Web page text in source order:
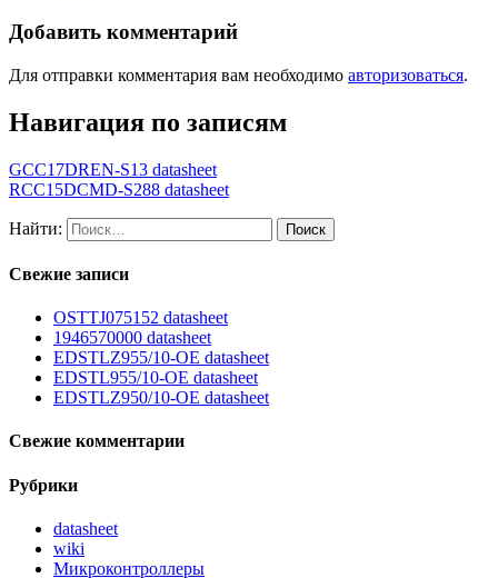
Добавить комментарий
Для отправки комментария вам необходимо авторизоваться.
Навигация по записям
GCC17DREN-S13 datasheet
RCC15DCMD-S288 datasheet
Найти:
Свежие записи
OSTTJ075152 datasheet
1946570000 datasheet
EDSTLZ955/10-OE datasheet
EDSTL955/10-OE datasheet
EDSTLZ950/10-OE datasheet
Свежие комментарии
Рубрики
datasheet
wiki
Микроконтроллеры